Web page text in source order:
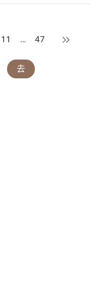
11 … 47 下一页
去